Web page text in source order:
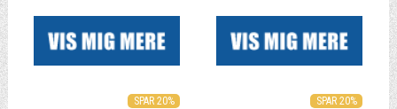
SPAR 20% SPAR 20%